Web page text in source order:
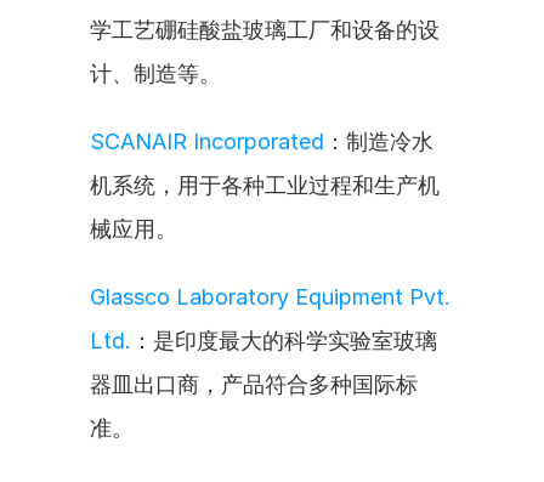
学工艺硼硅酸盐玻璃工厂和设备的设
计、制造等。
SCANAIR Incorporated ：制造冷水
机系统，用于各种工业过程和生产机
械应用。
Glassco Laboratory Equipment Pvt.
Ltd. ：是印度最大的科学实验室玻璃
器皿出口商，产品符合多种国际标
准。